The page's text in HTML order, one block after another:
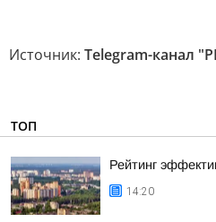
Источник: Telegram-канал
ТОП
Рейтинг
14:20